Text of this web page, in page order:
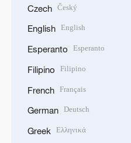
Czech Český
English English
Esperanto Esperanto
Filipino Filipino
French Français
German Deutsch
Greek Ελληνικά